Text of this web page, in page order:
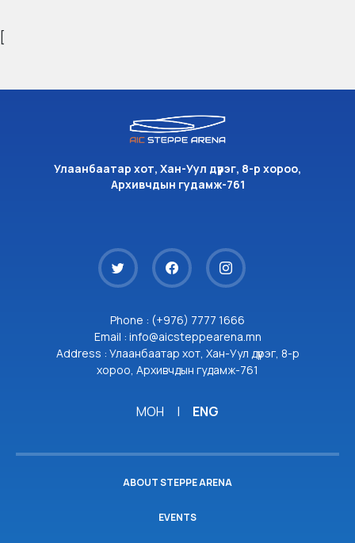
[
Улаанбаатар хот, Хан-Уул дүүрэг, 8-р хороо,
Архивчдын гудамж-761
Phone : (+976) 7777 1666
Email : info@aicsteppearena.mn
Address : Улаанбаатар хот, Хан-Уул дүүрэг, 8-р
хороо, Архивчдын гудамж-761
МОН | ENG
ABOUT STEPPE ARENA
EVENTS